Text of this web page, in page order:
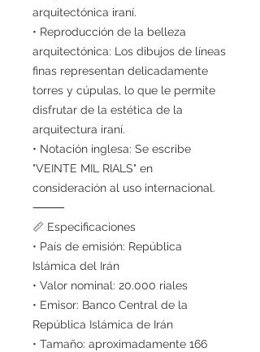
arquitectónica iraní.
• Reproducción de la belleza
arquitectónica: Los dibujos de líneas
finas representan delicadamente
torres y cúpulas, lo que le permite
disfrutar de la estética de la
arquitectura iraní.
• Notación inglesa: Se escribe
"VEINTE MIL RIALS" en
consideración al uso internacional.
⸻
📏 Especificaciones
• País de emisión: República
Islámica del Irán
• Valor nominal: 20.000 riales
• Emisor: Banco Central de la
República Islámica de Irán
• Tamaño: aproximadamente 166